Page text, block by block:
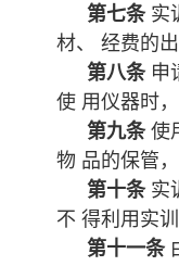
第七条实
材、 经费的
第八条申
使 用仪器时
第九条使
物 品的保管
第十条实
不 得利用实
第十一条